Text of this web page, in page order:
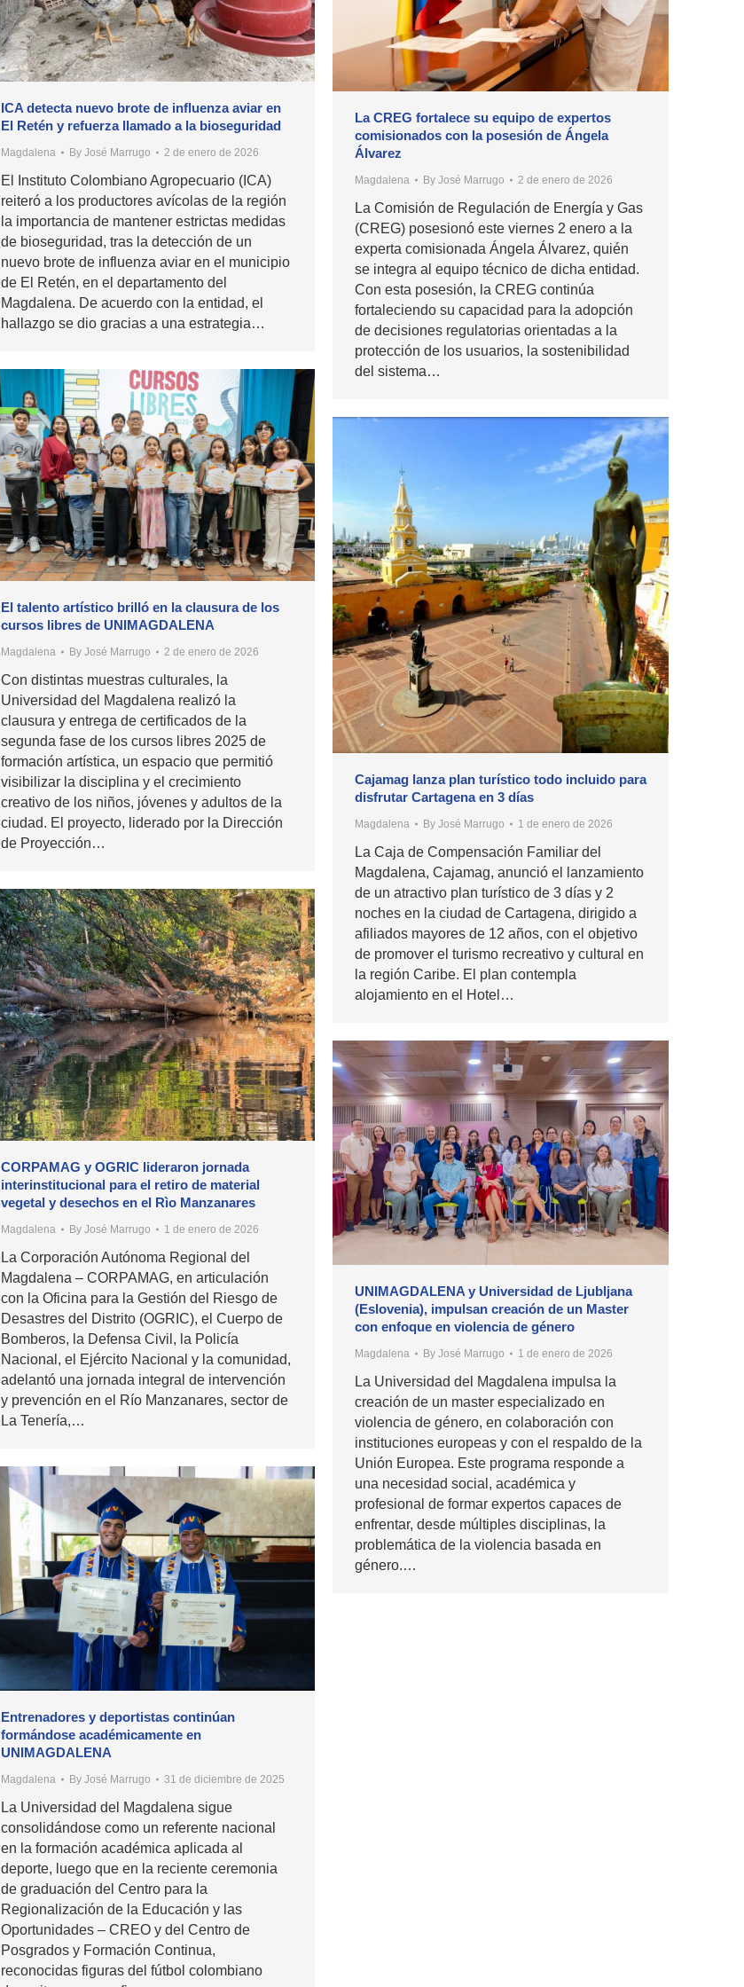
ICA detecta nuevo brote de influenza aviar en
El Retén y refuerza llamado a la bioseguridad
Magdalena By José Marrugo 2 de enero de 2026
El Instituto Colombiano Agropecuario (ICA)
reiteró a los productores avícolas de la región
la importancia de mantener estrictas medidas
de bioseguridad, tras la detección de un
nuevo brote de influenza aviar en el municipio
de El Retén, en el departamento del
Magdalena. De acuerdo con la entidad, el
hallazgo se dio gracias a una estrategia…
La CREG fortalece su equipo de expertos
comisionados con la posesión de Ángela
Álvarez
Magdalena By José Marrugo 2 de enero de 2026
La Comisión de Regulación de Energía y Gas
(CREG) posesionó este viernes 2 enero a la
experta comisionada Ángela Álvarez, quién
se integra al equipo técnico de dicha entidad.
Con esta posesión, la CREG continúa
fortaleciendo su capacidad para la adopción
de decisiones regulatorias orientadas a la
protección de los usuarios, la sostenibilidad
del sistema…
El talento artístico brilló en la clausura de los
cursos libres de UNIMAGDALENA
Magdalena By José Marrugo 2 de enero de 2026
Con distintas muestras culturales, la
Universidad del Magdalena realizó la
clausura y entrega de certificados de la
segunda fase de los cursos libres 2025 de
formación artística, un espacio que permitió
visibilizar la disciplina y el crecimiento
creativo de los niños, jóvenes y adultos de la
ciudad. El proyecto, liderado por la Dirección
de Proyección…
Cajamag lanza plan turístico todo incluido para
disfrutar Cartagena en 3 días
Magdalena By José Marrugo 1 de enero de 2026
La Caja de Compensación Familiar del
Magdalena, Cajamag, anunció el lanzamiento
de un atractivo plan turístico de 3 días y 2
noches en la ciudad de Cartagena, dirigido a
afiliados mayores de 12 años, con el objetivo
de promover el turismo recreativo y cultural en
la región Caribe. El plan contempla
alojamiento en el Hotel…
CORPAMAG y OGRIC lideraron jornada
interinstitucional para el retiro de material
vegetal y desechos en el Rìo Manzanares
Magdalena By José Marrugo 1 de enero de 2026
La Corporación Autónoma Regional del
Magdalena – CORPAMAG, en articulación
con la Oficina para la Gestión del Riesgo de
Desastres del Distrito (OGRIC), el Cuerpo de
Bomberos, la Defensa Civil, la Policía
Nacional, el Ejército Nacional y la comunidad,
adelantó una jornada integral de intervención
y prevención en el Río Manzanares, sector de
La Tenería,…
UNIMAGDALENA y Universidad de Ljubljana
(Eslovenia), impulsan creación de un Master
con enfoque en violencia de género
Magdalena By José Marrugo 1 de enero de 2026
La Universidad del Magdalena impulsa la
creación de un master especializado en
violencia de género, en colaboración con
instituciones europeas y con el respaldo de la
Unión Europea. Este programa responde a
una necesidad social, académica y
profesional de formar expertos capaces de
enfrentar, desde múltiples disciplinas, la
problemática de la violencia basada en
género.…
Entrenadores y deportistas continúan
formándose académicamente en
UNIMAGDALENA
Magdalena By José Marrugo 31 de diciembre de 2025
La Universidad del Magdalena sigue
consolidándose como un referente nacional
en la formación académica aplicada al
deporte, luego que en la reciente ceremonia
de graduación del Centro para la
Regionalización de la Educación y las
Oportunidades – CREO y del Centro de
Posgrados y Formación Continua,
reconocidas figuras del fútbol colombiano